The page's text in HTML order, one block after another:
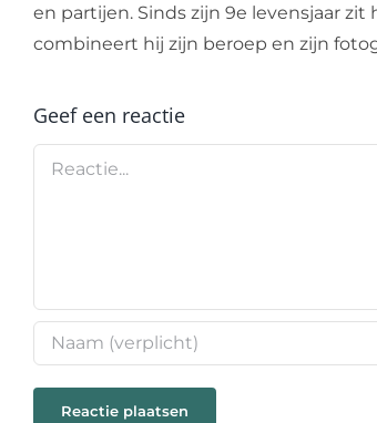
en partijen. Sinds zijn 9e levensjaar
combineert hij zijn beroep en zijn
Geef een reactie